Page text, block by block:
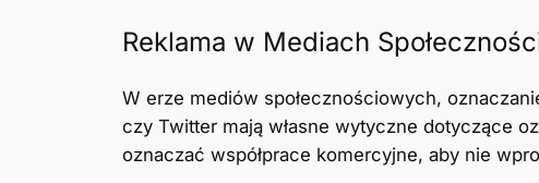
Reklama w Mediach
W erze mediów społecznościowych,
czy Twitter mają własne wytyczne dotyczące
oznaczać współprace komercyjne, aby nie